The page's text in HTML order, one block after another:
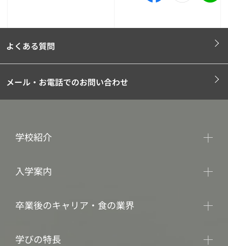
よくある質問
メール・お電話でのお問い合わせ
学校紹介
入学案内
卒業後のキャリア・食の業界
学びの特長